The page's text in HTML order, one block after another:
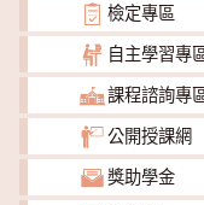
檢定專區
自主學習專
課程諮詢專
公開授課網
獎助學金